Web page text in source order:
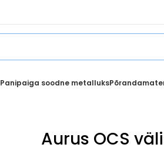
Panipaiga soodne metalluks
Aurus OCS